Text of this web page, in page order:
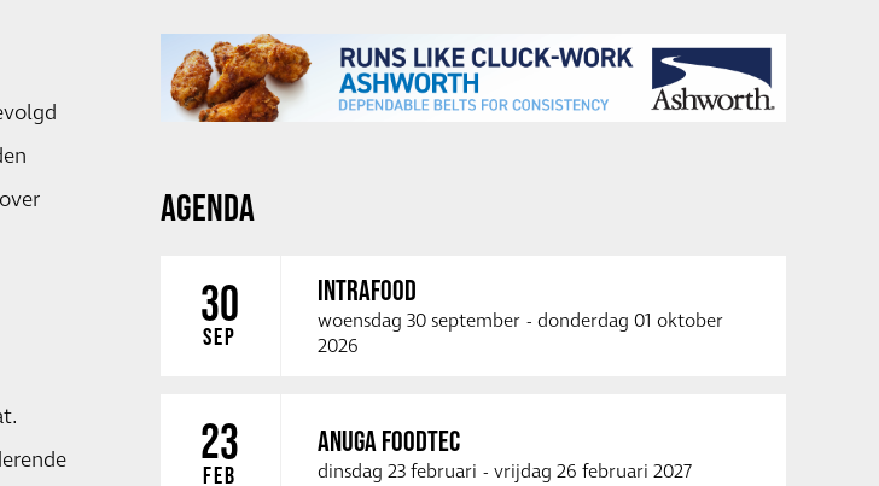
AGENDA
30
SEP
INTRAFOOD
woensdag 30 september - donderdag 01 oktober
2026
23
FEB
ANUGA FOODTEC
dinsdag 23 februari - vrijdag 26 februari 2027